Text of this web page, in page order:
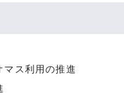
マス利用の推進